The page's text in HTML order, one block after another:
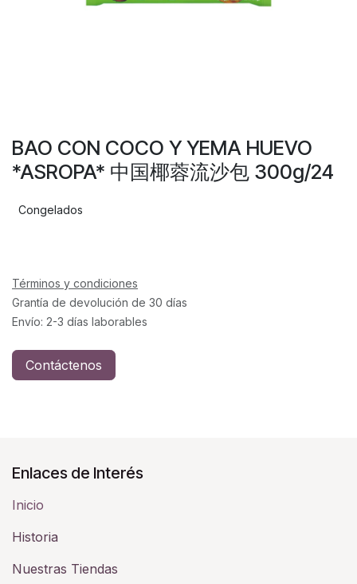
BAO CON COCO Y YEMA HUEVO
*ASROPA* 中国椰蓉流沙包 300g/24
Congelados
Términos y condiciones
Grantía de devolución de 30 días
Envío: 2-3 días laborables
Contáctenos
Enlaces de Interés
Inicio
Historia​
Nuestras Tiendas